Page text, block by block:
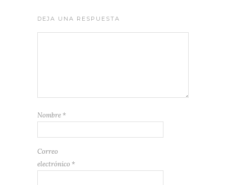
DEJA UNA RESPUESTA
Nombre *
Correo
electrónico *